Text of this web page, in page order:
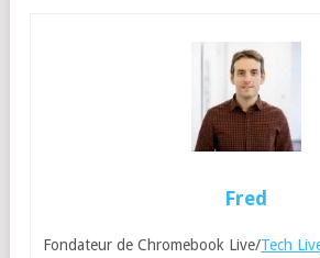
Fred
Fondateur de Chromebook Live/Tech